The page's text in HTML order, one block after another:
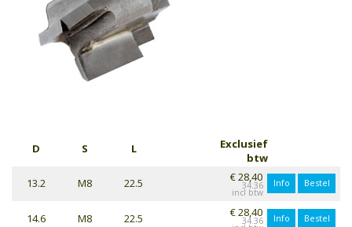
D S L
Exclusief
btw
13.2
M8 22.5 € 28,40
34.36 Info Bestel
14.6 M8 22.5 € 28,40
34.36 Info Bestel